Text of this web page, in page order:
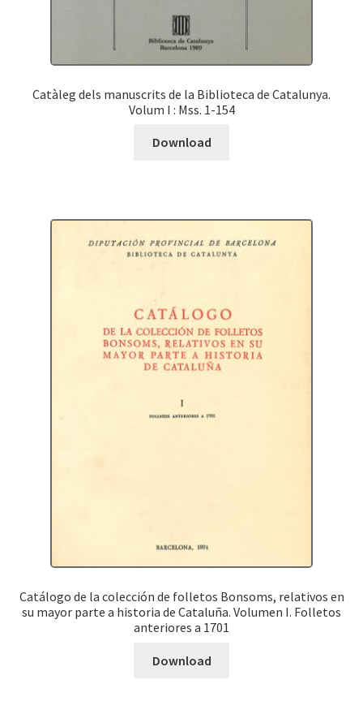
Catàleg dels manuscrits de la Biblioteca de Catalunya.
Volum I : Mss. 1-154
Download
Catálogo de la colección de folletos Bonsoms, relativos en
su mayor parte a historia de Cataluña. Volumen I. Folletos
anteriores a 1701
Download